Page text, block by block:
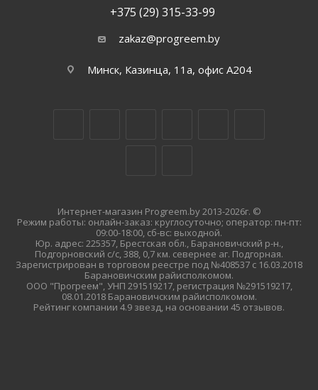
+375 (29) 315-33-99
zakaz@progreem.by
Минск, Казинца, 11а, офис А204
Интернет-магазин Progreem.by 2013-2026г. ©
Режим работы: онлайн-заказ: круглосуточно; оператор: пн-пт:
09:00-18:00, сб-вс: выходной.
Юр. адрес: 225357, Брестская обл., Барановичский р-н.,
Подгорновский с/с, 388, 0,7 км. севернее аг. Подгорная.
Зарегистрирован в торговом реестре под №408537 с 16.03.2018
Барановичским райисполкомом.
ООО "Прогреем", УНП 291519217, регистрация №291519217,
08.01.2018 Барановичским райисполкомом.
Рейтинг компании 4.9 звезд, на основании 45 отзывов.